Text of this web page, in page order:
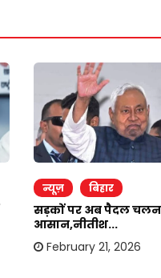
न्यूज़ बिहार
सड़कों पर अब पैदल
आसान,नीतीश...
February 21, 2026